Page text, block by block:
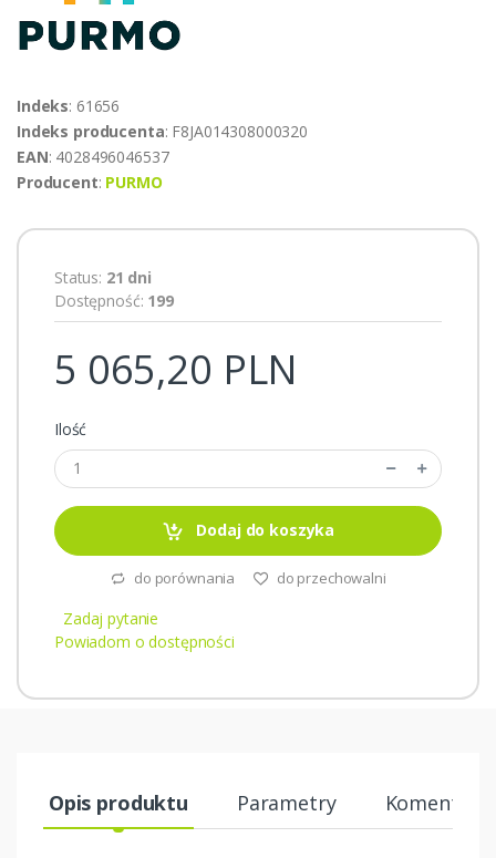
Indeks: 61656
Indeks producenta: F8JA014308000320
EAN: 4028496046537
Producent: PURMO
Status: 21 dni
Dostępność: 199
5 065,20 PLN
Ilość
Dodaj do koszyka
do porównania do przechowalni
Zadaj pytanie
Powiadom o dostępności
Opis produktu Parametry